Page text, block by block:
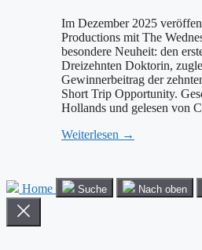
Im Dezember 2025
Productions mit The
besondere Neuheit: den
Dreizehnten Doktorin,
Gewinnerbeitrag der
Short Trip Opportunity.
Hollands und gelesen von
Weiterlesen →
Home Suche Nach oben